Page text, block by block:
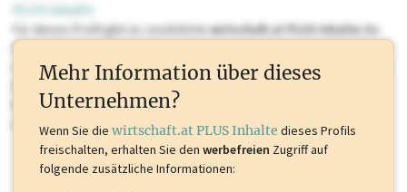
PLUS Inhalte
Für dieses Profil gibt es zusätzlichewirtschaft.at PLUS Inhaltedie
Sie momentan nicht einsehen können. Schalten Sie dieses Profil frei
oder loggen Sie sich ein um diese Inhalte zu sehen. wirtschaft.at PLUS
Marken, Patente, Rechtstatsachen, OTS-Aussendungen, und viele
mehr.
Mehr Information über dieses
Unternehmen?
Wenn Sie die wirtschaft.at PLUS Inhalte dieses Profils
freischalten, erhalten Sie den werbefreien Zugriff auf
folgende zusätzliche Informationen: